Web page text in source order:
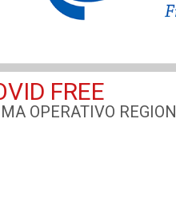
FREE
OPERATIVO